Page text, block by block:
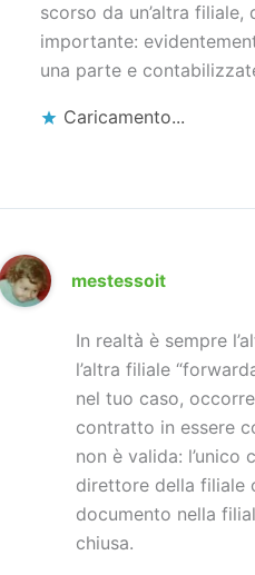
scorso da un’altra filiale,
importante:
una parte e
Caricamento...
mestessoit
In realtà è sempre
l’altra filiale
nel tuo caso,
contratto in essere
non è valida:
direttore della filiale
documento nella
chiusa.